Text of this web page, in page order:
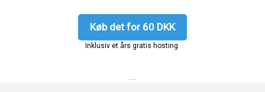
Køb det for 60 DKK
Inklusiv et års gratis hosting.